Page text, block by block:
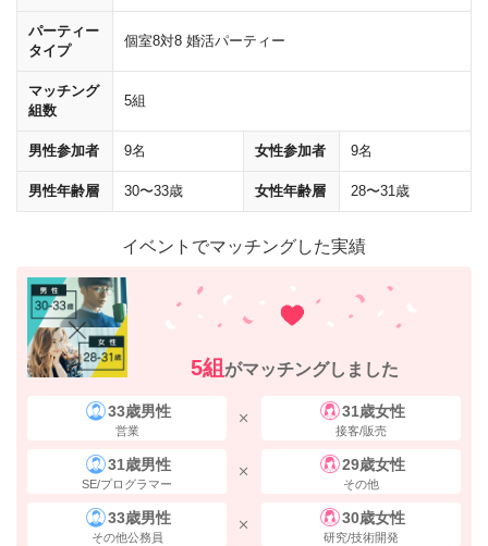
地下通路内は、「八重洲側への自由通路」
の標識に従って進んでくださ
パーティー
タイプ
個室8対8 婚活パーティー
マッチング
組数
5組
男性参加者 9名 女性参加者 9名
男性年齢層 30〜33歳 女性年齢層 28〜31歳
イベントでマッチングした実績
5組 がマッチングしました
33歳男性
営業
31歳女性
接客/販売
31歳男性
SE/プログラマー
29歳女性
その他
33歳男性
その他公務員
30歳女性
研究/技術開発